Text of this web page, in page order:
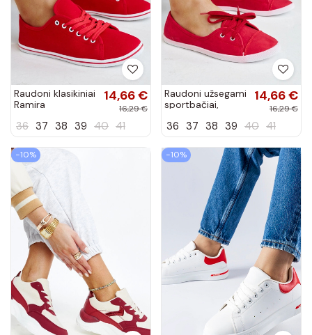
Raudoni klasikiniai
Ramira
14,66 €
16,29 €
36 37 38 39 40 41
Raudoni užsegami
sportbačiai,
Knudsen
14,66 €
16,29 €
36 37 38 39 40 41
−10% −10%